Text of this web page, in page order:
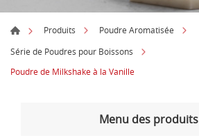
Produits
Poudre Aromatisée
Série de Poudres pour Boissons
Poudre de Milkshake à la Vanille
Menu des produits